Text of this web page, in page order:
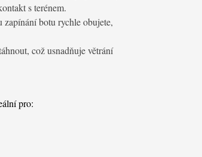
s terénem.
botu rychle obujete,
což usnadňuje větrání
pro: